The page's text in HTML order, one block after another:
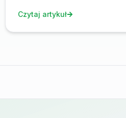
Dowiedz się, jak wykorzystać
Czytaj artykuł